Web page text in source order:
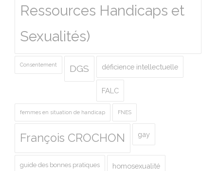
Ressources Handicaps et
Sexualités)
Consentement DGS déficience intellectuelle
FALC
femmes en situation de handicap FNES
François CROCHON gay
guide des bonnes pratiques homosexualité